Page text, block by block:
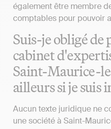
également être membre
comptables pour pouvoir
Suis-je obligé de
cabinet
Saint-Maurice-
ailleurs si je suis
Aucun texte juridique ne
une société à Saint-